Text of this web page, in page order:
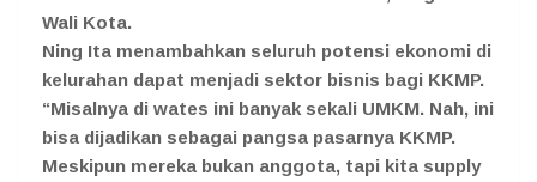
Wali Kota.
Ning Ita menambahkan seluruh potensi ekonomi di
kelurahan dapat menjadi sektor bisnis bagi KKMP.
“Misalnya di wates ini banyak sekali UMKM. Nah, ini
bisa dijadikan sebagai pangsa pasarnya KKMP.
Meskipun mereka bukan anggota, tapi kita supply